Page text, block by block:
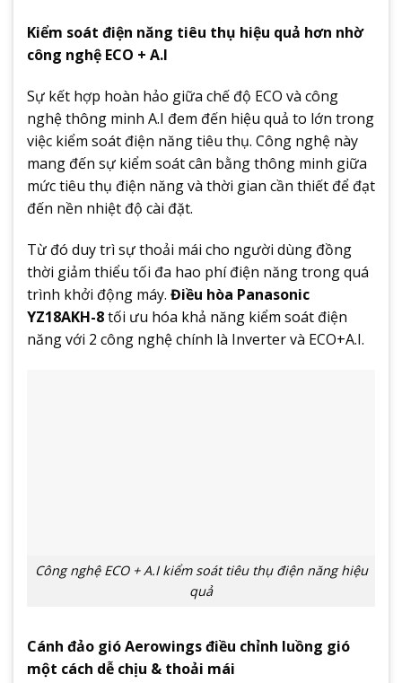
Kiểm soát điện năng tiêu thụ hiệu quả hơn nhờ
công nghệ ECO + A.I
Sự kết hợp hoàn hảo giữa chế độ ECO và công
nghệ thông minh A.I đem đến hiệu quả to lớn trong
việc kiểm soát điện năng tiêu thụ. Công nghệ này
mang đến sự kiểm soát cân bằng thông minh giữa
mức tiêu thụ điện năng và thời gian cần thiết để đạt
đến nền nhiệt độ cài đặt.
Từ đó duy trì sự thoải mái cho người dùng đồng
thời giảm thiểu tối đa hao phí điện năng trong quá
trình khởi động máy. Điều hòa Panasonic
YZ18AKH-8tối ưu hóa khả năng kiểm soát điện
năng với 2 công nghệ chính là Inverter và ECO+A.I.
Công nghệ ECO + A.I kiểm soát tiêu thụ điện năng hiệu
quả
Cánh đảo gió Aerowings điều chỉnh luồng gió
một cách dễ chịu & thoải mái